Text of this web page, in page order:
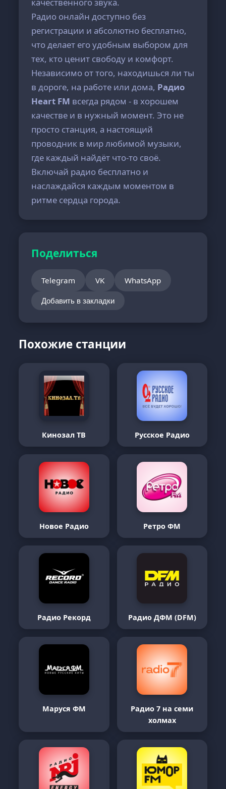
Радио онлайн доступно без
регистрации и абсолютно бесплатно,
что делает его удобным выбором для
тех, кто ценит свободу и комфорт.
Независимо от того, находишься ли ты
в дороге, на работе или дома, Радио
Heart FM всегда рядом - в хорошем
качестве и в нужный момент. Это не
просто станция, а настоящий
проводник в мир любимой музыки,
где каждый найдёт что-то своё.
Включай радио бесплатно и
наслаждайся каждым моментом в
ритме сердца города.
Поделиться
Telegram VK WhatsApp
Добавить в закладки
Похожие станции
Кинозал ТВ Русское Радио
Новое Радио Ретро ФМ
Радио Рекорд Радио ДФМ (DFM)
Маруся ФМ
Радио 7 на семи
холмах